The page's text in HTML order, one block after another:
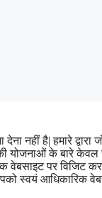
है| हमारे द्वारा
योजनाओं के बारे
पर विजिट
स्वयं आधिकारिक